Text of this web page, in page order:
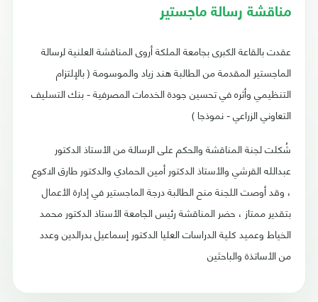
مناقشة رسالة ماجستير
عقدت بالقاعة الكبرى بجامعة الملكة أروى المناقشة العلنية لرسالة
الماجستير المقدمة من الطالبة هند زياد والموسومة ( بالإلتزام
التنظيمي وأثره في تحسين جودة الخدمات المصرفية - بنك التسليف
التعاوني الزراعي - نموذجا )
شُكلت لجنة المناقشة والحكم على الرسالة من الأستاذ الدكتور
عبدالله القرشي والأستاذ الدكتور أمين الحمادي والدكتور طارق الاكوع
، وقد أوصت اللجنة منح الطالبة درجة الماجستير في إدارة الأعمال
بتقدير ممتاز ، حضر المناقشة رئيس الجامعة الأستاذ الدكتور محمد
الخياط وعميد كلية الدراسات العليا الدكتور إسماعيل بدرالدين وعدد
من الأساتذة والباحثين